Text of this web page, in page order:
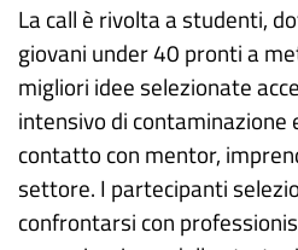
La call è rivolta a studenti,
giovani under 40 pronti a
migliori idee selezionate
intensivo di
contatto con mentor,
settore. I partecipanti
confrontarsi con